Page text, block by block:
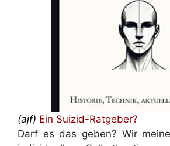
(ajf) Ein Suizid-Ratgeber?
Darf es das geben? Wir